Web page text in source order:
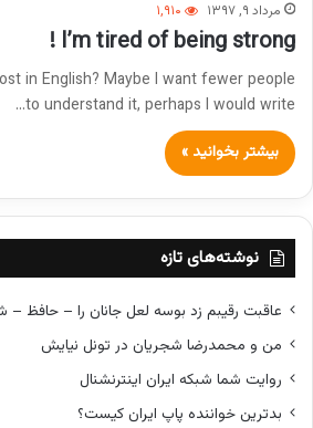
مرداد ۹, ۱۳۹۷ ۱,۹۱۰
I’m tired of being strong !
in English? Maybe I want fewer people
to understand it, perhaps I would write…
بیشتر بخوانید »
نوشته‌های تازه
عاقبت رقیبم زد بوسه لعل جانان را – حافظ –
من و محمدرضا شجریان در تونل نیایش
روایت شما شبکه ایران اینترنشنال
بدترین خواننده پاپ ایران کیست؟